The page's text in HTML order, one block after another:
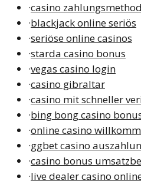
·casino
·blackjack online seriös
·seriöse online casinos
·starda casino bonus
·vegas casino login
·casino gibraltar
·casino mit schneller
·bing bong casino
·online casino
·ggbet casino
·casino bonus
·live dealer casino